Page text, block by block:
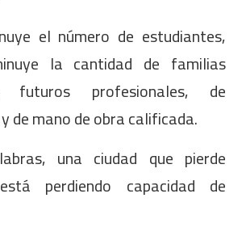
el número de estudiantes,
la cantidad de familias
futuros profesionales, de
de mano de obra calificada.
una ciudad que pierde
perdiendo capacidad de